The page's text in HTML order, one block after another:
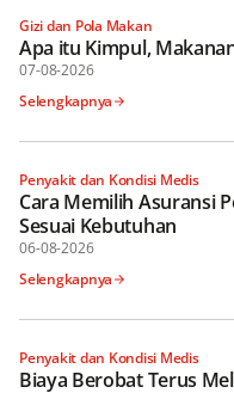
Gizi dan Pola Makan
Apa itu Kimpul,
07-08-2026
Selengkapnya
Penyakit dan Kondisi Medis
Cara Memilih Asuransi
Sesuai Kebutuhan
06-08-2026
Selengkapnya
Penyakit dan Kondisi Medis
Biaya Berobat Terus